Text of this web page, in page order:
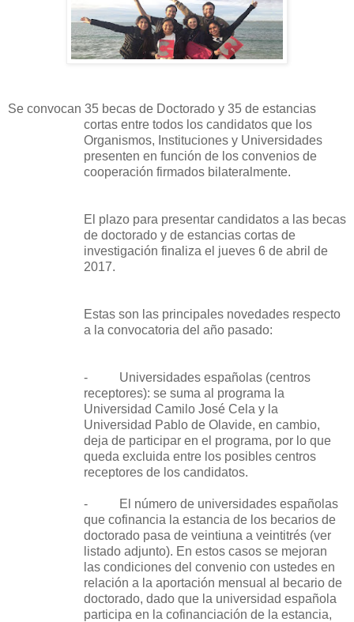
Se convocan 35 becas de Doctorado y 35 de estancias
cortas entre todos los candidatos que los
Organismos, Instituciones y Universidades
presenten en función de los convenios de
cooperación firmados bilateralmente.
El plazo para presentar candidatos a las becas
de doctorado y de estancias cortas de
investigación finaliza el jueves 6 de abril de
2017.
Estas son las principales novedades respecto
a la convocatoria del año pasado:
- Universidades españolas (centros
receptores): se suma al programa la
Universidad Camilo José Cela y la
Universidad Pablo de Olavide, en cambio,
deja de participar en el programa, por lo que
queda excluida entre los posibles centros
receptores de los candidatos.
- El número de universidades españolas
que cofinancia la estancia de los becarios de
doctorado pasa de veintiuna a veintitrés (ver
listado adjunto). En estos casos se mejoran
las condiciones del convenio con ustedes en
relación a la aportación mensual al becario de
doctorado, dado que la universidad española
participa en la cofinanciación de la estancia,